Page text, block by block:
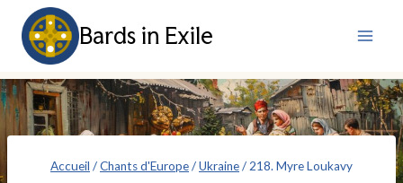
contenu
Bards in Exile
Accueil /Chants d'Europe/Ukraine/218. Myre Loukavy